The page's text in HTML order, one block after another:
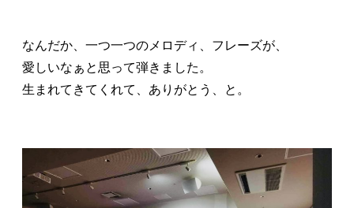
なんだか、一つ一つのメロディ、フレーズが、
愛しいなぁと思って弾きました。
生まれてきてくれて、ありがとう、と。